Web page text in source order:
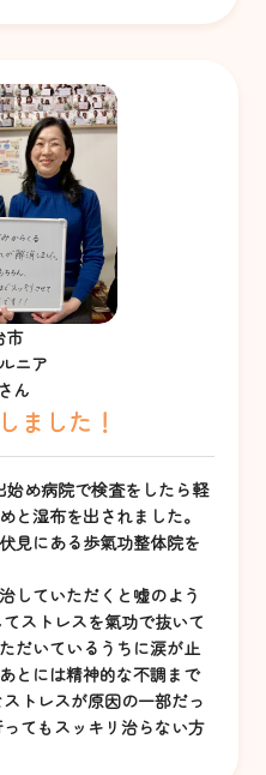
市
ニア
ん
ました！
め病院で検査をしたら軽
と湿布を出されました。
見にある歩氣功整体院を
していただくと嘘のよう
ストレスを氣功で抜いて
だいているうちに涙が止
とには精神的な不調まで
トレスが原因の一部だっ
てもスッキリ治らない方